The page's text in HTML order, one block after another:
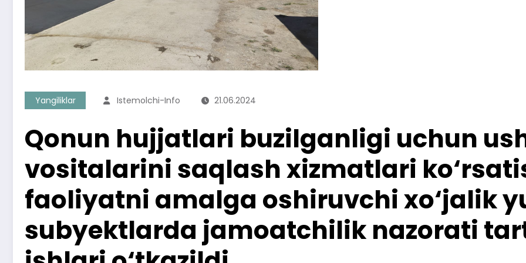
Yangiliklar Istemolchi-Info 21.06.2024
Qonun hujjatlari buzilganligi uchun
vositalarini saqlash xizmatlari
faoliyatni amalga oshiruvchi xo‘jalik
subyektlarda jamoatchilik nazorati